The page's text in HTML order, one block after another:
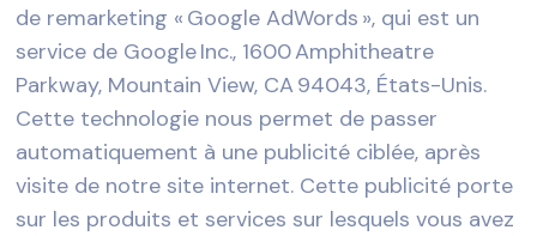
de remarketing « Google AdWords », qui est un
service de Google Inc., 1600 Amphitheatre
Parkway, Mountain View, CA 94043, États-Unis.
Cette technologie nous permet de passer
automatiquement à une publicité ciblée, après
visite de notre site internet. Cette publicité porte
sur les produits et services sur lesquels vous avez